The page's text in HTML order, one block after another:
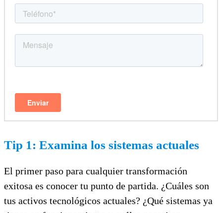
Tip 1: Examina los sistemas actuales
El primer paso para cualquier transformación
exitosa es conocer tu punto de partida. ¿Cuáles son
tus activos tecnológicos actuales? ¿Qué sistemas ya